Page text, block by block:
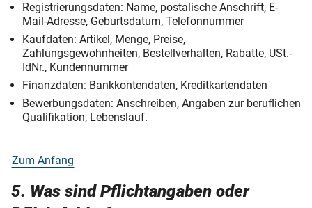
Registrierungsdaten: Name, postalische Anschrift, E-
Mail-Adresse, Geburtsdatum, Telefonnummer
Kaufdaten: Artikel, Menge, Preise,
Zahlungsgewohnheiten, Bestellverhalten, Rabatte, USt.-
IdNr., Kundennummer
Finanzdaten: Bankkontendaten, Kreditkartendaten
Bewerbungsdaten: Anschreiben, Angaben zur beruflichen
Qualifikation, Lebenslauf.
Zum Anfang
5. Was sind Pflichtangaben oder